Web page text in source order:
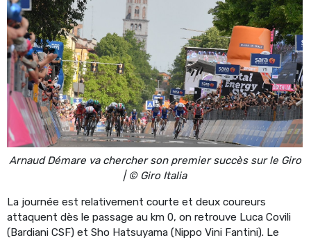
Arnaud Démare va chercher son premier succès sur le Giro
| © Giro Italia
La journée est relativement courte et deux coureurs
attaquent dès le passage au km 0, on retrouve Luca Covili
(Bardiani CSF) et Sho Hatsuyama (Nippo Vini Fantini). Le